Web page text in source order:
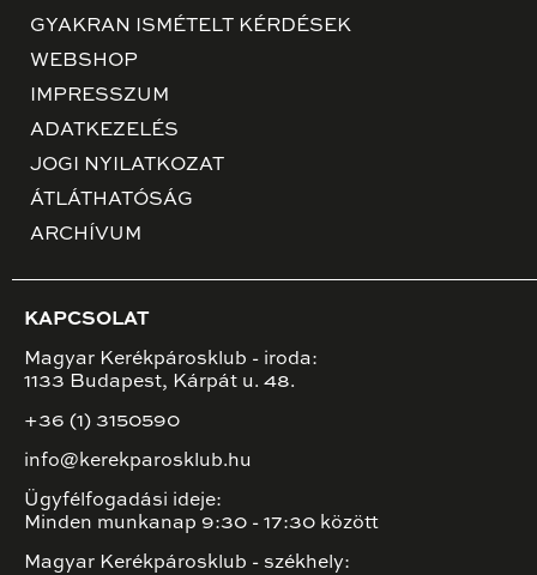
GYAKRAN ISMÉTELT KÉRDÉSEK
WEBSHOP
IMPRESSZUM
ADATKEZELÉS
JOGI NYILATKOZAT
ÁTLÁTHATÓSÁG
ARCHÍVUM
KAPCSOLAT
Magyar Kerékpárosklub - iroda:
1133 Budapest, Kárpát u. 48.
+36 (1) 3150590
info@kerekparosklub.hu
Ügyfélfogadási ideje:
Minden munkanap 9:30 - 17:30 között
Magyar Kerékpárosklub - székhely: